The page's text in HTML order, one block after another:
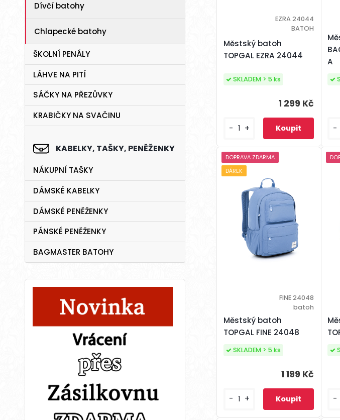
Dívčí batohy
Chlapecké batohy
ŠKOLNÍ PENÁLY
LÁHVE NA PITÍ
SÁČKY NA PŘEZŮVKY
KRABIČKY NA SVAČINU
KABELKY, TAŠKY, PENĚŽENKY
NÁKUPNÍ TAŠKY
DÁMSKÉ KABELKY
DÁMSKÉ PENĚŽENKY
PÁNSKÉ PENĚŽENKY
BAGMASTER BATOHY
Městský batoh
TOPGAL EZRA 24044
EZRA 24044
BATOH
1 299 Kč
SKLADEM > 5 ks
- +
A
-
Městský batoh
TOPGAL FINE 24048
FINE 24048
batoh
1 199 Kč
SKLADEM > 5 ks
- +
DOPRAVA ZDARMA
DÁREK
-